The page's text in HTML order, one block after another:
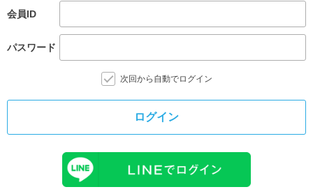
会員ID
パスワード
次回から自動でログイン
ログイン